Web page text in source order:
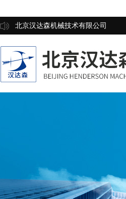
北京汉达森机械技术有限公司